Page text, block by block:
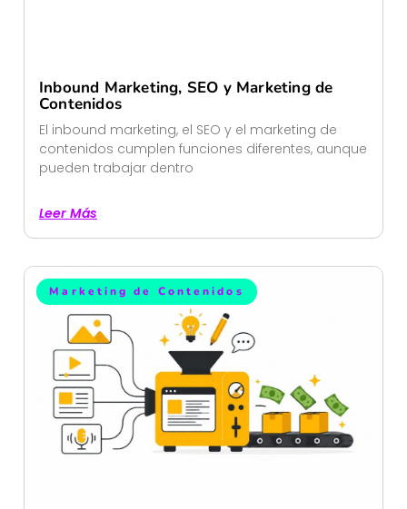
Inbound Marketing, SEO y Marketing de
Contenidos
El inbound marketing, el SEO y el marketing de
contenidos cumplen funciones diferentes, aunque
pueden trabajar dentro
Leer Más
Marketing de Contenidos